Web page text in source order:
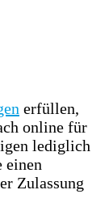
erfüllen,
online für
lediglich
einen
Zulassung